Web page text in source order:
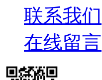
联系我们
在线留言